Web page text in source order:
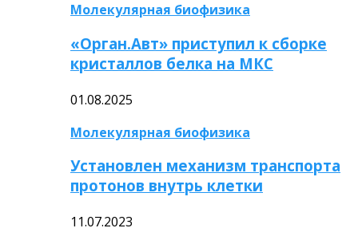
Молекулярная биофизика
«Орган.Авт» приступил к сборке
кристаллов белка на МКС
01.08.2025
Молекулярная биофизика
Установлен механизм транспорта
протонов внутрь клетки
11.07.2023